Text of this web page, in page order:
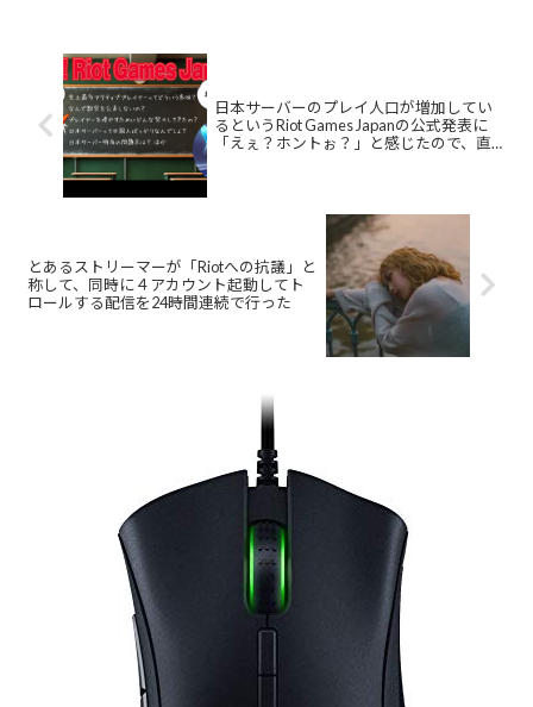
日本サーバーのプレイ人口が増加してい
るというRiot Games Japanの公式発表に
「えぇ？ホントぉ？」と感じたので、直
とあるストリーマーが「Riotへの抗議」と
称して、同時に４アカウント起動してト
ロールする配信を24時間連続で行った